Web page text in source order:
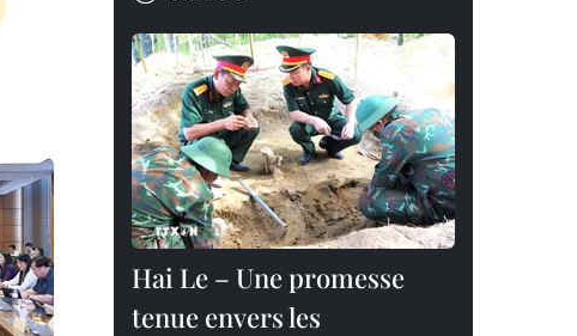
Hai Le – Une promesse
tenue envers les